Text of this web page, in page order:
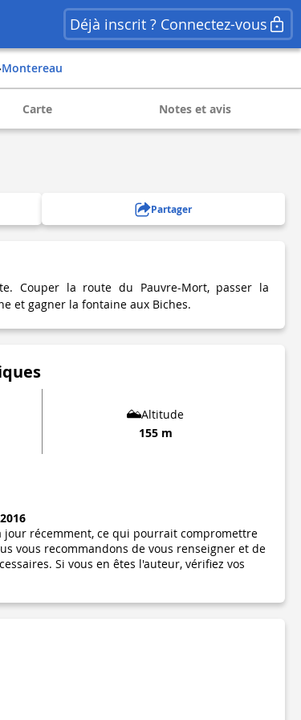
Déjà inscrit ? Connectez-vous
montereau
Carte Notes et avis
Partager
Couper la route du Pauvre-Mort, passer la
et gagner la fontaine aux Biches.
Altitude
155 m
jour récemment, ce qui pourrait compromettre
vous recommandons de vous renseigner et de
Si vous en êtes l'auteur, vérifiez vos